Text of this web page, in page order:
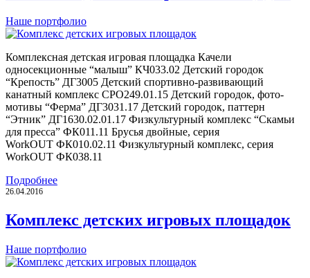
Наше портфолио
Комплексная детская игровая площадка Качели
односекционные “малыш” КЧ033.02 Детский городок
“Крепость” ДГ3005 Детский спортивно-развивающий
канатный комплекс СРО249.01.15 Детский городок, фото-
мотивы “Ферма” ДГ3031.17 Детский городок, паттерн
“Этник” ДГ1630.02.01.17 Физкультурный комплекс “Скамьи
для пресса” ФК011.11 Брусья двойные, серия
WorkOUT ФК010.02.11 Физкультурный комплекс, серия
WorkOUT ФК038.11
Подробнее
26.04.2016
Комплекс детских игровых площадок
Наше портфолио